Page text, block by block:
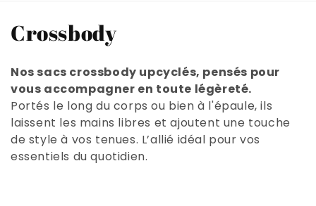
C
l
l
e
c
Crossbody
Nos sacs crossbody upcyclés, pensés pour
vous accompagner en toute légèreté.
Portés le long du corps ou bien à l'épaule, ils
laissent les mains libres et ajoutent une touche
de style à vos tenues. L’allié idéal pour vos
essentiels du quotidien.